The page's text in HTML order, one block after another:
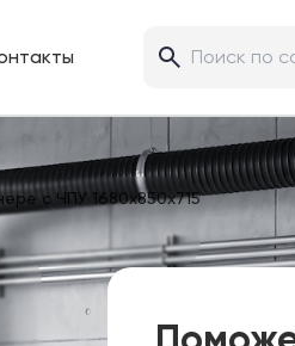
с ЧПУ 1680х850х715